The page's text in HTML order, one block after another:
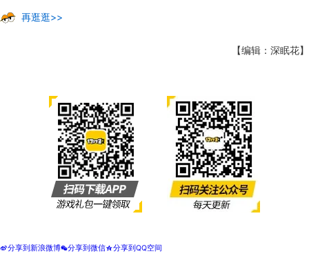
再逛逛>>
【编辑：深眠花】
t分享到新浪微博w分享到微信z分享到QQ空间